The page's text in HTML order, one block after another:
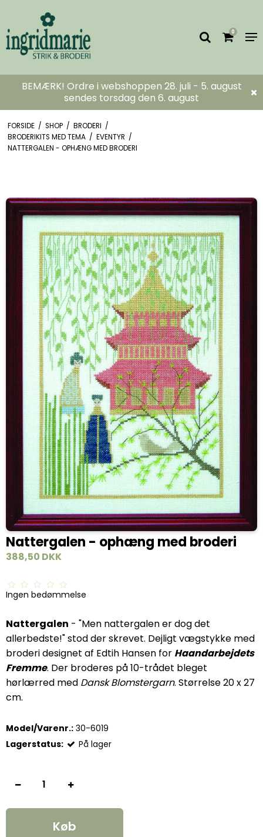
0
BEMÆRK! Ordre i webshoppen 28. juli - 5. august
sendes torsdag den 6. august
FORSIDE / SHOP / BRODERI /
BRODERIKITS MED TEMA / EVENTYR /
NATTERGALEN - OPHÆNG MED BRODERI
Nattergalen - ophæng med broderi
388,50 DKK
Ingen bedømmelse
Nattergalen - "Men nattergalen er dog det
allerbedste!" stod der skrevet. Dejligt vægstykke med
broderi designet af Edtih Hansen for Haandarbejdets
Fremme. Der broderes på 10-trådet bleget
hørlærred med Dansk Blomstergarn. Størrelse 20 x 27
cm.
Model/Varenr.: 30-6019
Lagerstatus:
På lager
Køb